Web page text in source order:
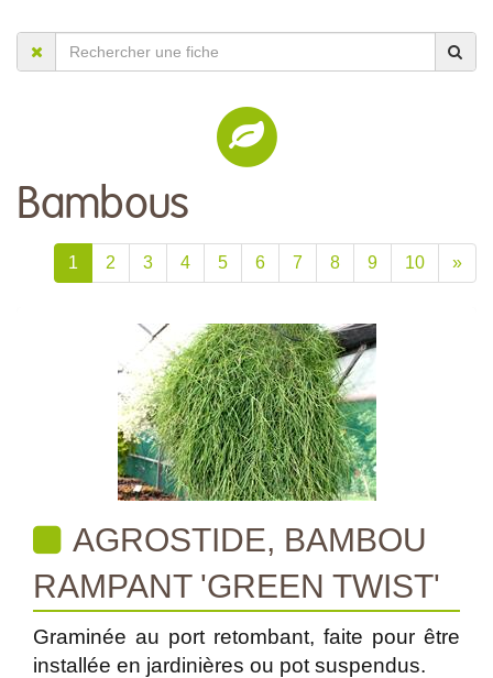
Bambous
1 2 3 4 5 6 7 8 9 10 »
AGROSTIDE, BAMBOU
RAMPANT 'GREEN TWIST'
Graminée au port retombant, faite pour être
installée en jardinières ou pot suspendus.